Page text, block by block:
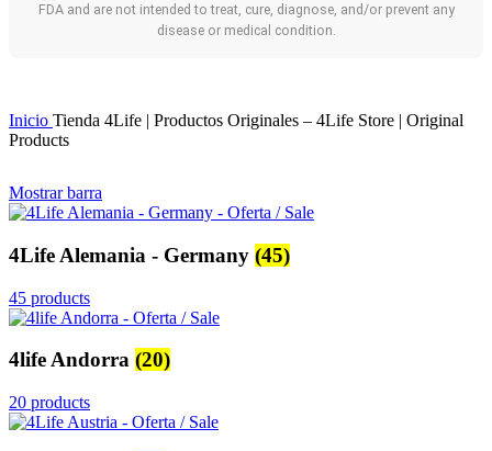
FDA and are not intended to treat, cure, diagnose, and/or prevent any
disease or medical condition.
Inicio Tienda 4Life | Productos Originales – 4Life Store | Original
Products
Mostrar barra
4Life Alemania - Germany (45)
45 products
4life Andorra (20)
20 products